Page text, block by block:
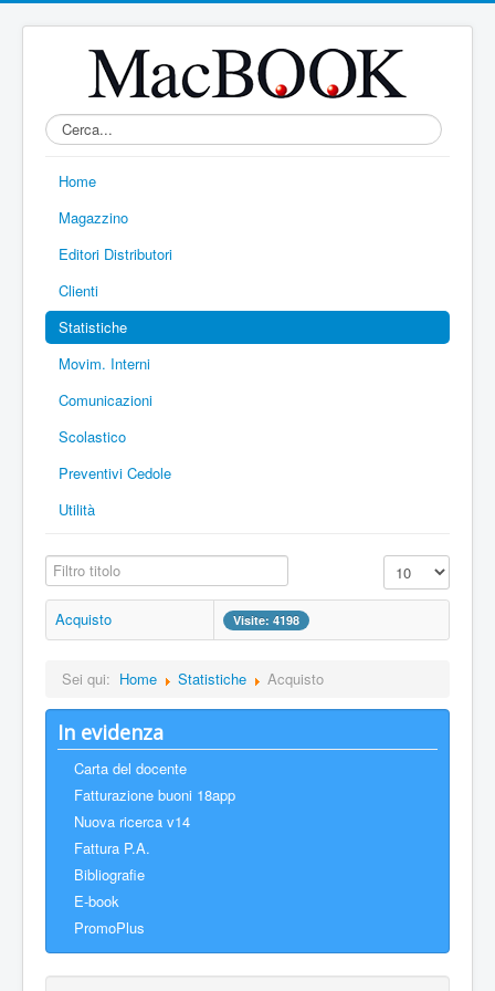
Home
Magazzino
Editori Distributori
Clienti
Statistiche
Movim. Interni
Comunicazioni
Scolastico
Preventivi Cedole
Utilità
Filtro titolo Visualizza n.
Acquisto Visite: 4198
Sei qui: Home Statistiche Acquisto
In evidenza
Carta del docente
Fatturazione buoni 18app
Nuova ricerca v14
Fattura P.A.
Bibliografie
E-book
PromoPlus